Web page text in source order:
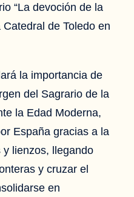
“La devoción de la
de Toledo en
la importancia de
del Sagrario de la
la Edad Moderna,
España gracias a la
lienzos, llegando
y cruzar el
en